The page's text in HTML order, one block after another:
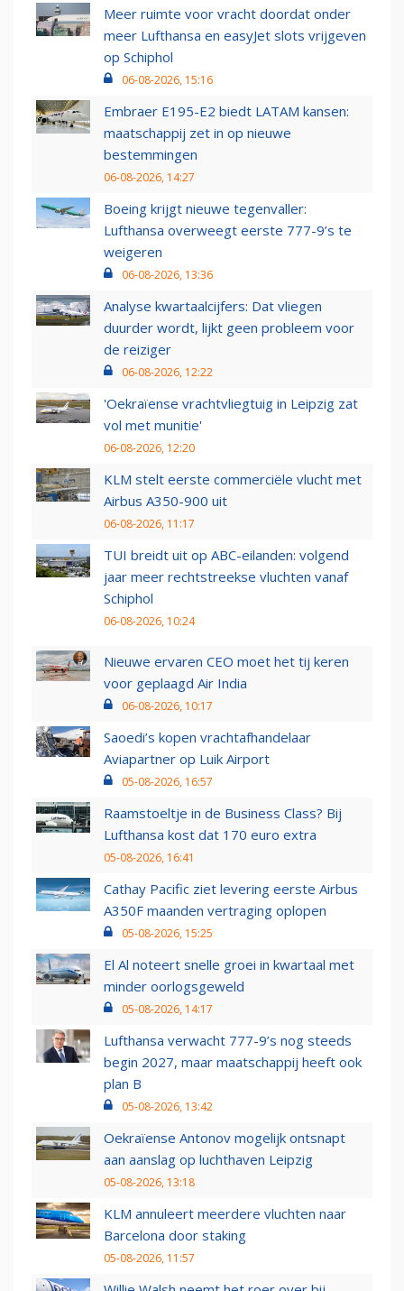
Meer ruimte voor vracht doordat onder
meer Lufthansa en easyJet slots vrijgeven
op Schiphol
06-08-2026, 15:16
Embraer E195-E2 biedt LATAM kansen:
maatschappij zet in op nieuwe
bestemmingen
06-08-2026, 14:27
Boeing krijgt nieuwe tegenvaller:
Lufthansa overweegt eerste 777-9’s te
weigeren
06-08-2026, 13:36
Analyse kwartaalcijfers: Dat vliegen
duurder wordt, lijkt geen probleem voor
de reiziger
06-08-2026, 12:22
'Oekraïense vrachtvliegtuig in Leipzig zat
vol met munitie'
06-08-2026, 12:20
KLM stelt eerste commerciële vlucht met
Airbus A350-900 uit
06-08-2026, 11:17
TUI breidt uit op ABC-eilanden: volgend
jaar meer rechtstreekse vluchten vanaf
Schiphol
06-08-2026, 10:24
Nieuwe ervaren CEO moet het tij keren
voor geplaagd Air India
06-08-2026, 10:17
Saoedi’s kopen vrachtafhandelaar
Aviapartner op Luik Airport
05-08-2026, 16:57
Raamstoeltje in de Business Class? Bij
Lufthansa kost dat 170 euro extra
05-08-2026, 16:41
Cathay Pacific ziet levering eerste Airbus
A350F maanden vertraging oplopen
05-08-2026, 15:25
El Al noteert snelle groei in kwartaal met
minder oorlogsgeweld
05-08-2026, 14:17
Lufthansa verwacht 777-9’s nog steeds
begin 2027, maar maatschappij heeft ook
plan B
05-08-2026, 13:42
Oekraïense Antonov mogelijk ontsnapt
aan aanslag op luchthaven Leipzig
05-08-2026, 13:18
KLM annuleert meerdere vluchten naar
Barcelona door staking
05-08-2026, 11:57